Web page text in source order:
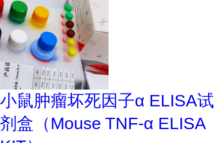
小鼠肿瘤坏死因子α ELISA试
剂盒（Mouse TNF-α ELISA